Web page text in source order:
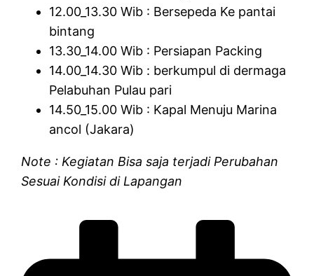
12.00_13.30 Wib : Bersepeda Ke pantai
bintang
13.30_14.00 Wib : Persiapan Packing
14.00_14.30 Wib : berkumpul di dermaga
Pelabuhan Pulau pari
14.50_15.00 Wib : Kapal Menuju Marina
ancol (Jakara)
Note : Kegiatan Bisa saja terjadi Perubahan
Sesuai Kondisi di Lapangan